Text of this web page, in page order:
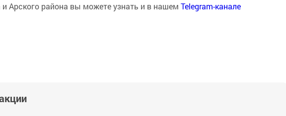
и Арского района вы можете узнать и в нашем Telegram-канале